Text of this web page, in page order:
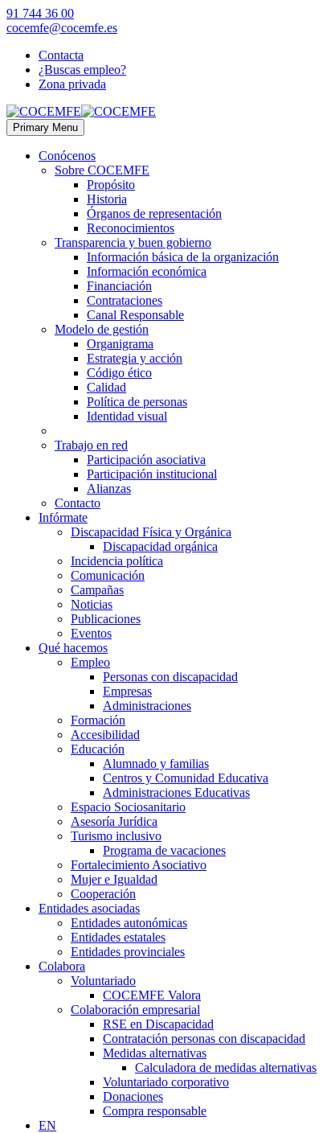
91 744 36 00
cocemfe@cocemfe.es
Contacta
¿Buscas empleo?
Zona privada
Primary Menu
Conócenos
Sobre COCEMFE
Propósito
Historia
Órganos de representación
Reconocimientos
Transparencia y buen gobierno
Información básica de la organización
Información económica
Financiación
Contrataciones
Canal Responsable
Modelo de gestión
Organigrama
Estrategia y acción
Código ético
Calidad
Política de personas
Identidad visual
Trabajo en red
Participación asociativa
Participación institucional
Alianzas
Contacto
Infórmate
Discapacidad Física y Orgánica
Discapacidad orgánica
Incidencia política
Comunicación
Campañas
Noticias
Publicaciones
Eventos
Qué hacemos
Empleo
Personas con discapacidad
Empresas
Administraciones
Formación
Accesibilidad
Educación
Alumnado y familias
Centros y Comunidad Educativa
Administraciones Educativas
Espacio Sociosanitario
Asesoría Jurídica
Turismo inclusivo
Programa de vacaciones
Fortalecimiento Asociativo
Mujer e Igualdad
Cooperación
Entidades asociadas
Entidades autonómicas
Entidades estatales
Entidades provinciales
Colabora
Voluntariado
COCEMFE Valora
Colaboración empresarial
RSE en Discapacidad
Contratación personas con discapacidad
Medidas alternativas
Calculadora de medidas alternativas
Voluntariado corporativo
Donaciones
Compra responsable
EN